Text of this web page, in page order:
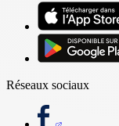
Réseaux sociaux